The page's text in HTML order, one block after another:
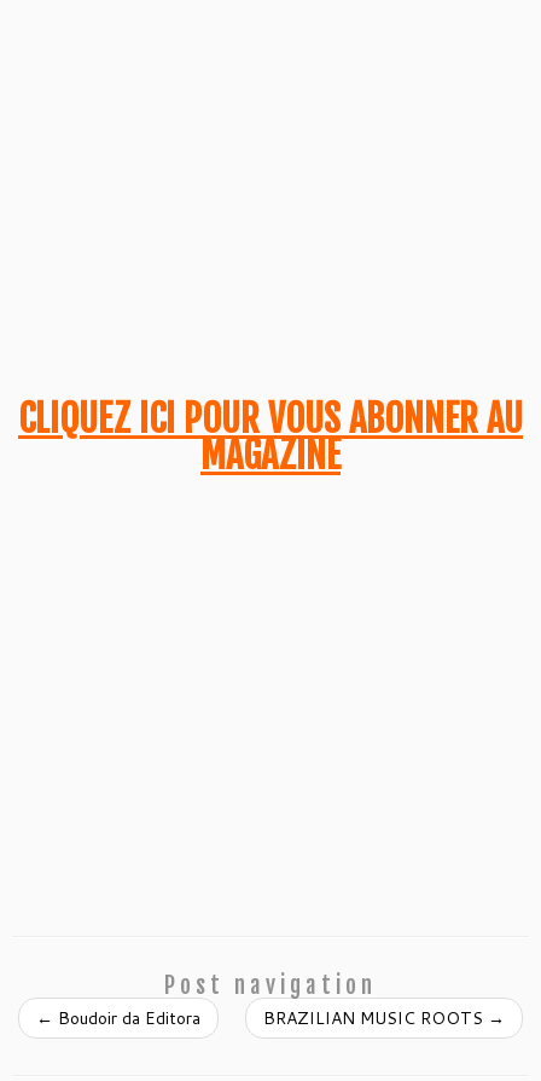
CLIQUEZ ICI POUR VOUS ABONNER AU
MAGAZINE
Post navigation
← Boudoir da Editora BRAZILIAN MUSIC ROOTS →